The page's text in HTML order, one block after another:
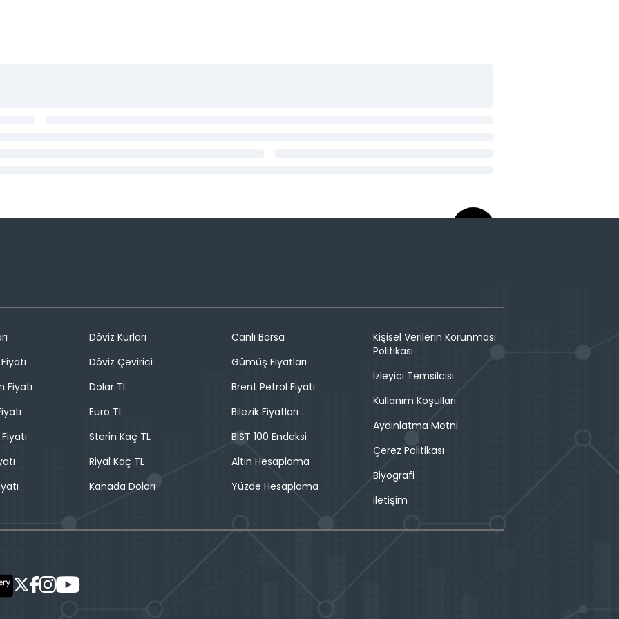
Fiyatı
Döviz Kurları
Döviz Çevirici
Dolar TL
Euro TL
Sterin Kaç TL
Riyal Kaç TL
Kanada Doları
Canlı Borsa
Gümüş Fiyatları
Brent Petrol Fiyatı
Bilezik Fiyatları
BIST 100 Endeksi
Altın Hesaplama
Yüzde Hesaplama
Kişisel Verilerin Korunması
Politikası
İzleyici Temsilcisi
Kullanım Koşulları
Aydınlatma Metni
Çerez Politikası
Biyografi
İletişim